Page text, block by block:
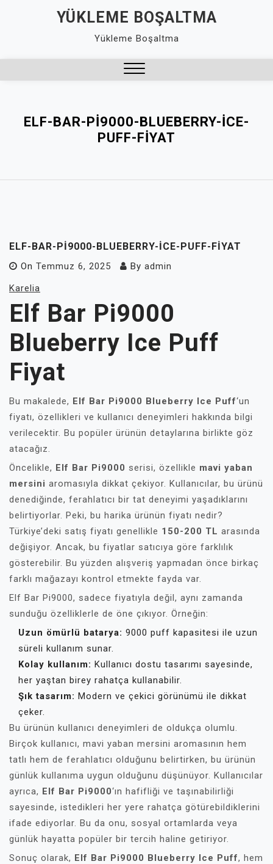
YÜKLEME BOŞALTMA
Yükleme Boşaltma
ELF-BAR-PI9000-BLUEBERRY-ICE-
PUFF-FIYAT
ELF-BAR-PI9000-BLUEBERRY-ICE-PUFF-FIYAT
On Temmuz 6, 2025 By admin
Karelia
Elf Bar Pi9000
Blueberry Ice Puff
Fiyat
Bu makalede, Elf Bar Pi9000 Blueberry Ice Puff‘un
fiyatı, özellikleri ve kullanıcı deneyimleri hakkında bilgi
verilecektir. Bu popüler ürünün detaylarına birlikte göz
atacağız.
Öncelikle, Elf Bar Pi9000 serisi, özellikle mavi yaban
mersini aromasıyla dikkat çekiyor. Kullanıcılar, bu ürünü
denediğinde, ferahlatıcı bir tat deneyimi yaşadıklarını
belirtiyorlar. Peki, bu harika ürünün fiyatı nedir?
Türkiye’deki satış fiyatı genellikle 150-200 TL arasında
değişiyor. Ancak, bu fiyatlar satıcıya göre farklılık
gösterebilir. Bu yüzden alışveriş yapmadan önce birkaç
farklı mağazayı kontrol etmekte fayda var.
Elf Bar Pi9000, sadece fiyatıyla değil, aynı zamanda
sunduğu özelliklerle de öne çıkıyor. Örneğin:
Uzun ömürlü batarya: 9000 puff kapasitesi ile uzun
süreli kullanım sunar.
Kolay kullanım: Kullanıcı dostu tasarımı sayesinde,
her yaştan birey rahatça kullanabilir.
Şık tasarım: Modern ve çekici görünümü ile dikkat
çeker.
Bu ürünün kullanıcı deneyimleri de oldukça olumlu.
Birçok kullanıcı, mavi yaban mersini aromasının hem
tatlı hem de ferahlatıcı olduğunu belirtirken, bu ürünün
günlük kullanıma uygun olduğunu düşünüyor. Kullanıcılar
ayrıca, Elf Bar Pi9000‘ın hafifliği ve taşınabilirliği
sayesinde, istedikleri her yere rahatça götürebildiklerini
ifade ediyorlar. Bu da onu, sosyal ortamlarda veya
günlük hayatta popüler bir tercih haline getiriyor.
Sonuç olarak, Elf Bar Pi9000 Blueberry Ice Puff, hem